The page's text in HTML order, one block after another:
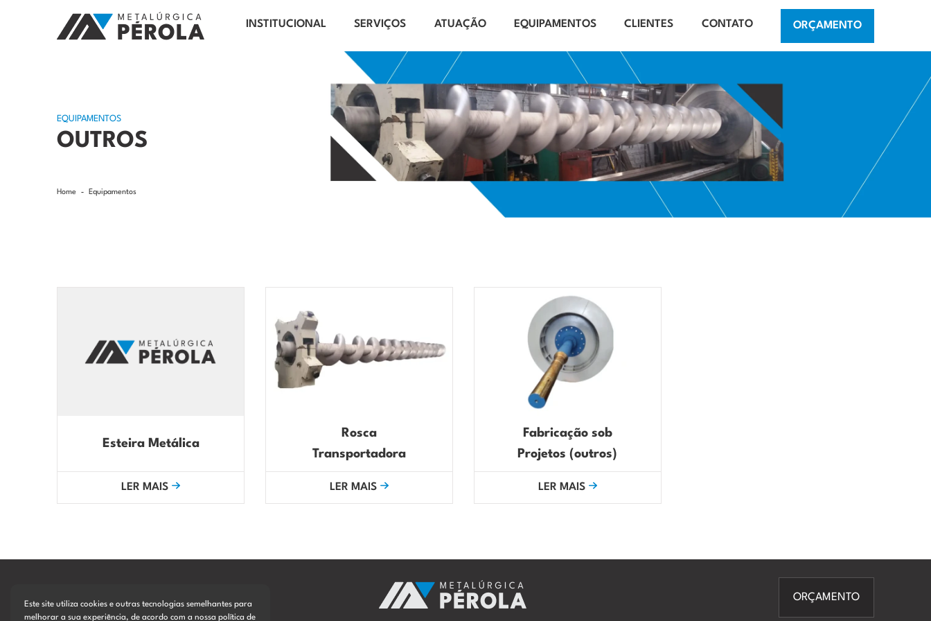
INSTITUCIONAL SERVIÇOS ATUAÇÃO EQUIPAMENTOS CLIENTES CONTATO ORÇAMENTO
EQUIPAMENTOS
OUTROS
Home Equipamentos
Esteira Metálica
LER MAIS
Rosca
Transportadora
LER MAIS
Fabricação sob
Projetos (outros)
LER MAIS
ORÇAMENTO
Este site utiliza cookies e outras tecnologias semelhantes para
melhorar a sua experiência, de acordo com a nossa polí­tica de